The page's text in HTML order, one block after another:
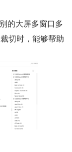
的大屏多窗口多
切时，能够帮助